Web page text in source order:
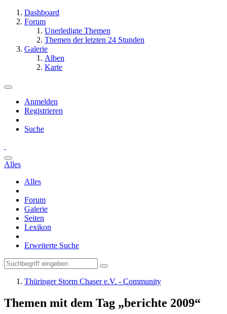
Dashboard
Forum
Unerledigte Themen
Themen der letzten 24 Stunden
Galerie
Alben
Karte
Anmelden
Registrieren
Suche
Alles
Alles
Forum
Galerie
Seiten
Lexikon
Erweiterte Suche
Thüringer Storm Chaser e.V. - Community
Themen mit dem Tag „berichte 2009“